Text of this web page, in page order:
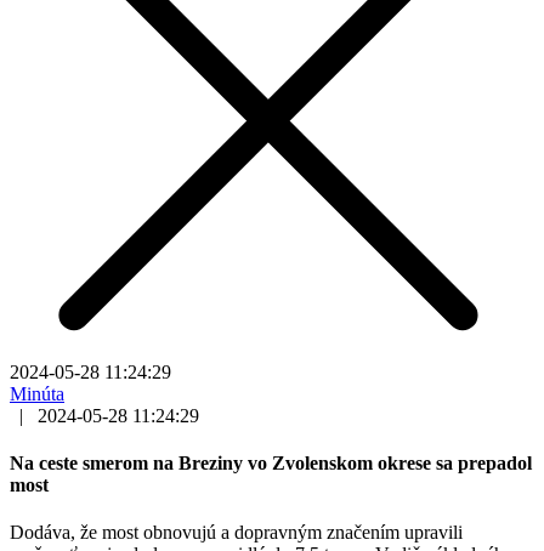
2024-05-28 11:24:29
Minúta
|
2024-05-28 11:24:29
Na ceste smerom na Breziny vo Zvolenskom okrese sa prepadol
most
Dodáva, že most obnovujú a dopravným značením upravili